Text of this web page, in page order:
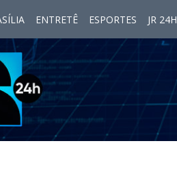
ENTRETÊ ESPORTES JR 24H